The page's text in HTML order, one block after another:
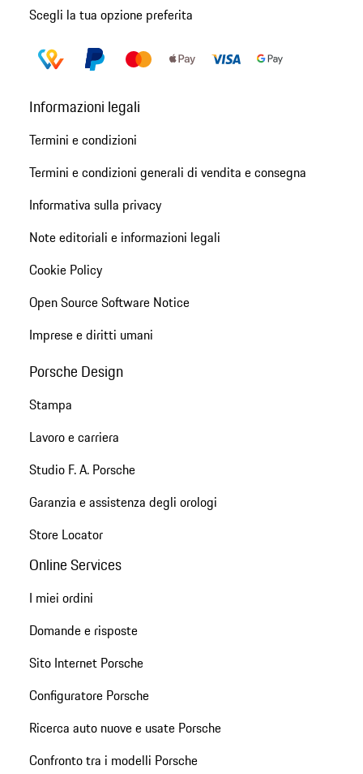
Scegli la tua opzione preferita
Informazioni legali
Termini e condizioni
Termini e condizioni generali di vendita e consegna
Informativa sulla privacy
Note editoriali e informazioni legali
Cookie Policy
Open Source Software Notice
Imprese e diritti umani
Porsche Design
Stampa
Lavoro e carriera
Studio F. A. Porsche
Garanzia e assistenza degli orologi
Store Locator
Online Services
I miei ordini
Domande e risposte
Sito Internet Porsche
Configuratore Porsche
Ricerca auto nuove e usate Porsche
Confronto tra i modelli Porsche